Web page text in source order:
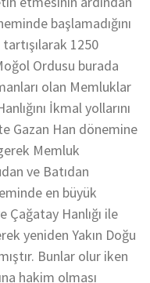
başlamadığını
tartışılarak 1250
Ordusu burada
olan Memluklar
İkmal yollarını
Gazan Han dönemine
Memluk
ve Batıdan
en büyük
Hanlığı ile
yeniden Yakın Doğu
Bunlar olur iken
hakim olması